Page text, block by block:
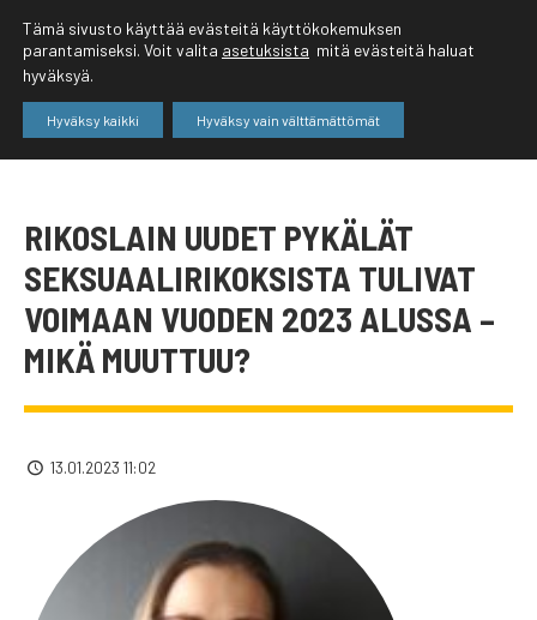
RIKOSLAIN UUDET PYKÄLÄT
SEKSUAALIRIKOKSISTA TULIVAT
VOIMAAN VUODEN 2023 ALUSSA –
MIKÄ MUUTTUU?
13.01.2023 11:02
Tämä sivusto käyttää evästeitä käyttökokemuksen
parantamiseksi. Voit valita asetuksista mitä evästeitä haluat
hyväksyä.
Hyväksy kaikki Hyväksy vain välttämättömät